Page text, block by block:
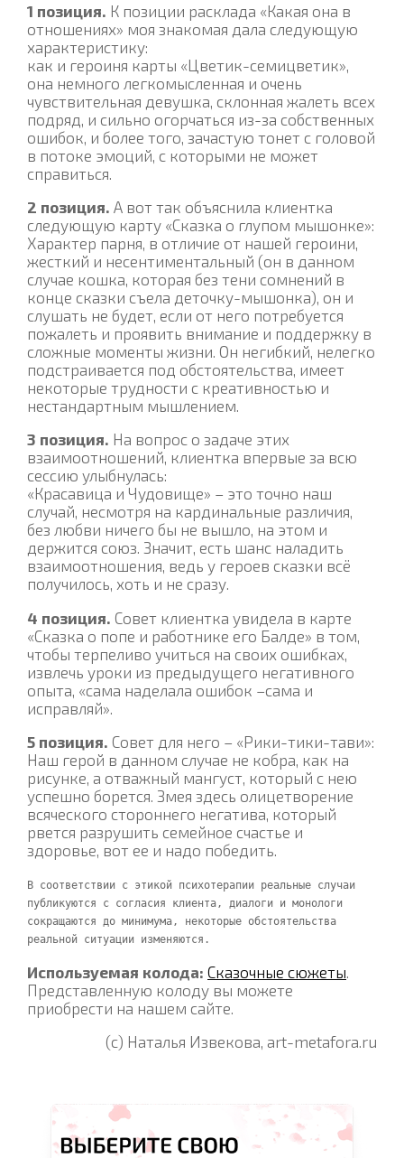
1 позиция. К позиции расклада «Какая она в
отношениях» моя знакомая дала следующую
характеристику:
как и героиня карты «Цветик-семицветик»,
она немного легкомысленная и очень
чувствительная девушка, склонная жалеть всех
подряд, и сильно огорчаться из-за собственных
ошибок, и более того, зачастую тонет с головой
в потоке эмоций, с которыми не может
справиться.
2 позиция. А вот так объяснила клиентка
следующую карту «Сказка о глупом мышонке»:
Характер парня, в отличие от нашей героини,
жесткий и несентиментальный (он в данном
случае кошка, которая без тени сомнений в
конце сказки съела деточку-мышонка), он и
слушать не будет, если от него потребуется
пожалеть и проявить внимание и поддержку в
сложные моменты жизни. Он негибкий, нелегко
подстраивается под обстоятельства, имеет
некоторые трудности с креативностью и
нестандартным мышлением.
3 позиция. На вопрос о задаче этих
взаимоотношений, клиентка впервые за всю
сессию улыбнулась:
«Красавица и Чудовище» – это точно наш
случай, несмотря на кардинальные различия,
без любви ничего бы не вышло, на этом и
держится союз. Значит, есть шанс наладить
взаимоотношения, ведь у героев сказки всё
получилось, хоть и не сразу.
4 позиция. Совет клиентка увидела в карте
«Сказка о попе и работнике его Балде» в том,
чтобы терпеливо учиться на своих ошибках,
извлечь уроки из предыдущего негативного
опыта, «сама наделала ошибок –сама и
исправляй».
5 позиция. Совет для него – «Рики-тики-тави»:
Наш герой в данном случае не кобра, как на
рисунке, а отважный мангуст, который с нею
успешно борется. Змея здесь олицетворение
всяческого стороннего негатива, который
рвется разрушить семейное счастье и
здоровье, вот ее и надо победить.
В соответствии с этикой психотерапии реальные случаи
публикуются с согласия клиента, диалоги и монологи
сокращаются до минимума, некоторые обстоятельства
реальной ситуации изменяются.
Используемая колода: Сказочные сюжеты
Представленную колоду вы можете
приобрести на нашем сайте.
(с) Наталья Извекова, art-metafora.ru